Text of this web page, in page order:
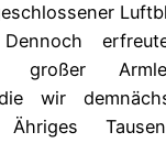
Dennoch
großer
wir
Ähriges